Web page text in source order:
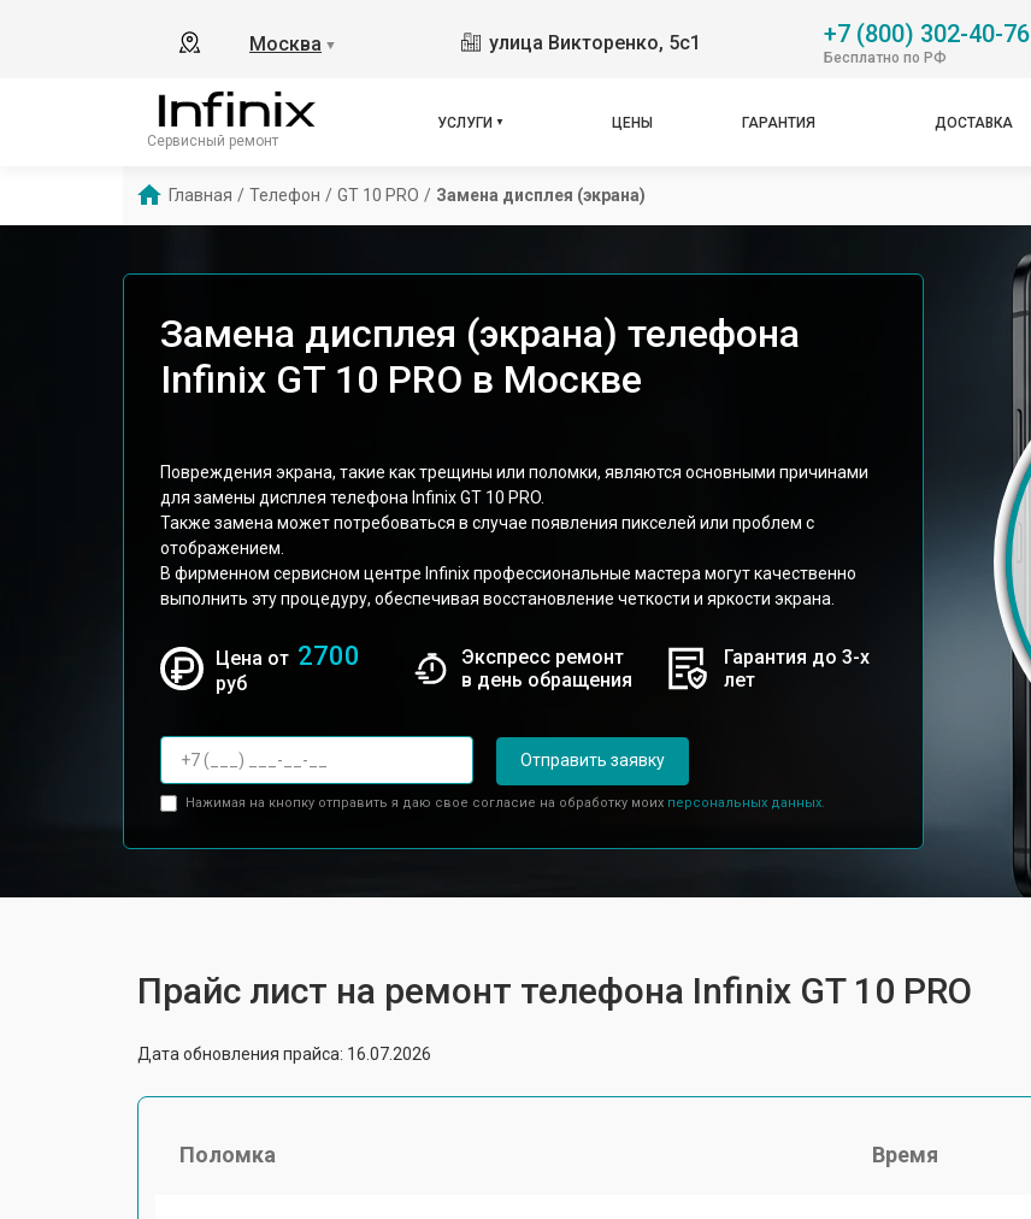
Москва ▼ улица Викторенко, 5с1 +7 (800) 302-40-76
Бесплатно по РФ
Сервисный ремонт
УСЛУГИ ЦЕНЫ ГАРАНТИЯ ДОСТАВКА
Главная / Телефон / GT 10 PRO / Замена дисплея (экрана)
Замена дисплея (экрана) телефона
Infinix GT 10 PRO в Москве
Повреждения экрана, такие как трещины или поломки, являются основными причинами
для замены дисплея телефона Infinix GT 10 PRO.
Также замена может потребоваться в случае появления пикселей или проблем с
отображением.
В фирменном сервисном центре Infinix профессиональные мастера могут качественно
выполнить эту процедуру, обеспечивая восстановление четкости и яркости экрана.
Цена от 2700
руб
Экспресс ремонт
в день обращения
Гарантия до 3-х
лет
Отправить заявку
Нажимая на кнопку отправить я даю свое согласие на обработку моих персональных данных.
Прайс лист на ремонт телефона Infinix GT 10 PRO
Дата обновления прайса: 16.07.2026
Поломка Время